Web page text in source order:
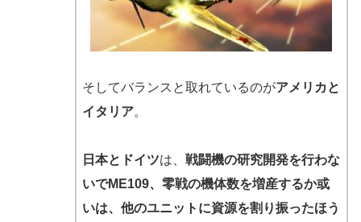
そしてバランスと取れているのがアメリカと
イタリア。
日本とドイツは、 戦闘機の研究開発を行わな
いでME109、零戦の機体数を増産するか或
いは、他のユニットに資源を割り振ったほう